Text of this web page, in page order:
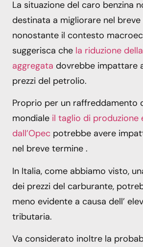
La situazione del caro benzina
destinata a migliorare nel
nonostante il contesto
suggerisca che la riduzione
aggregata dovrebbe impattare
prezzi del petrolio.
Proprio per un raffreddamento
mondiale il taglio di
dall’Opec potrebbe avere
nel breve termine .
In Italia, come abbiamo visto,
dei prezzi del carburante,
meno evidente a causa dell’
tributaria.
Va considerato inoltre la